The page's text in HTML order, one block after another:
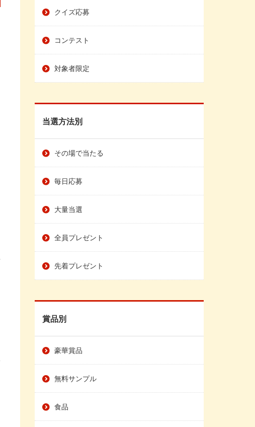
クイズ応募
コンテスト
対象者限定
当選方法別
その場で当たる
毎日応募
大量当選
全員プレゼント
先着プレゼント
賞品別
豪華賞品
無料サンプル
食品